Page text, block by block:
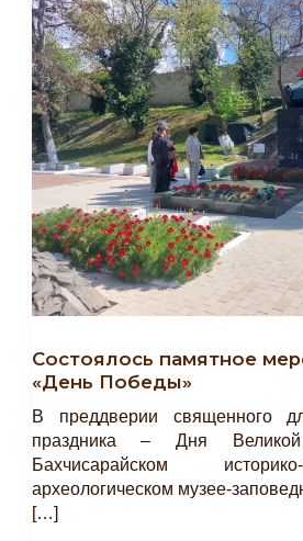
Состоялось памятное
«День Победы»
В преддверии священного
праздника – Дня
Бахчисарайском
археологическом музее-
[…]